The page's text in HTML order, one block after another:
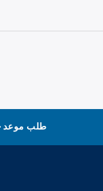
طلب موعد